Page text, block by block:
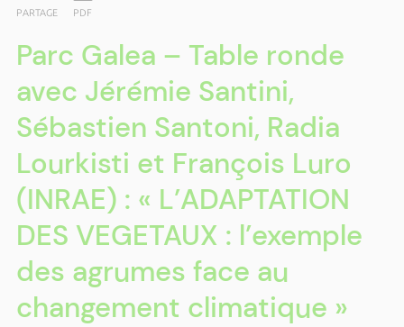
PARTAGE PDF
Parc Galea – Table ronde
avec Jérémie Santini,
Sébastien Santoni, Radia
Lourkisti et François Luro
(INRAE) : « L’ADAPTATION
DES VEGETAUX : l’exemple
des agrumes face au
changement climatique »